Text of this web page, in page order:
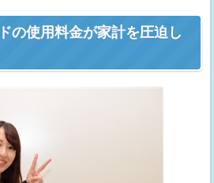
の使用料金が家計を圧迫し